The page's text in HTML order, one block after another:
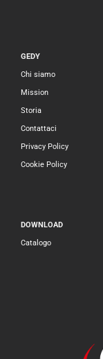
GEDY
Chi siamo
Mission
Storia
Contattaci
Privacy Policy
Cookie Policy
DOWNLOAD
Catalogo